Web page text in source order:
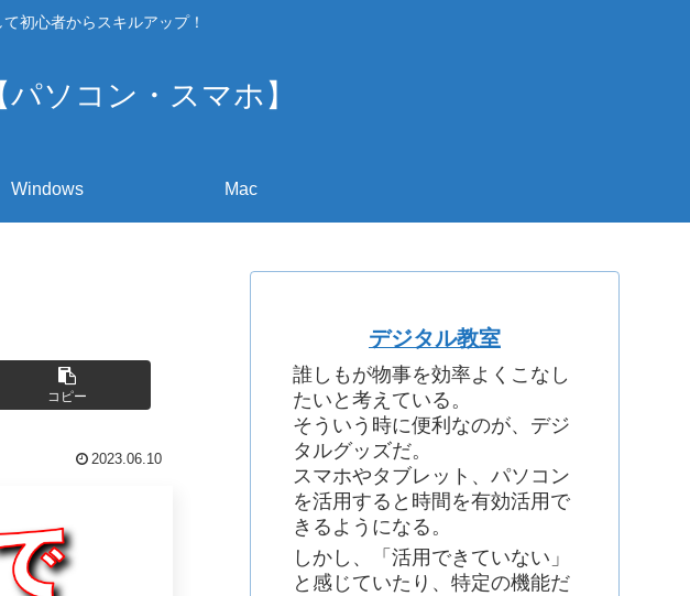
初心者からスキルアップ！
ソコン・スマホ】
Windows Mac
コピー
2023.06.10
デジタル教室
誰しもが物事を効率よくこなし
たいと考えている。
そういう時に便利なのが、デジ
タルグッズだ。
スマホやタブレット、パソコン
を活用すると時間を有効活用で
きるようになる。
しかし、「活用できていない」
と感じていたり、特定の機能だ